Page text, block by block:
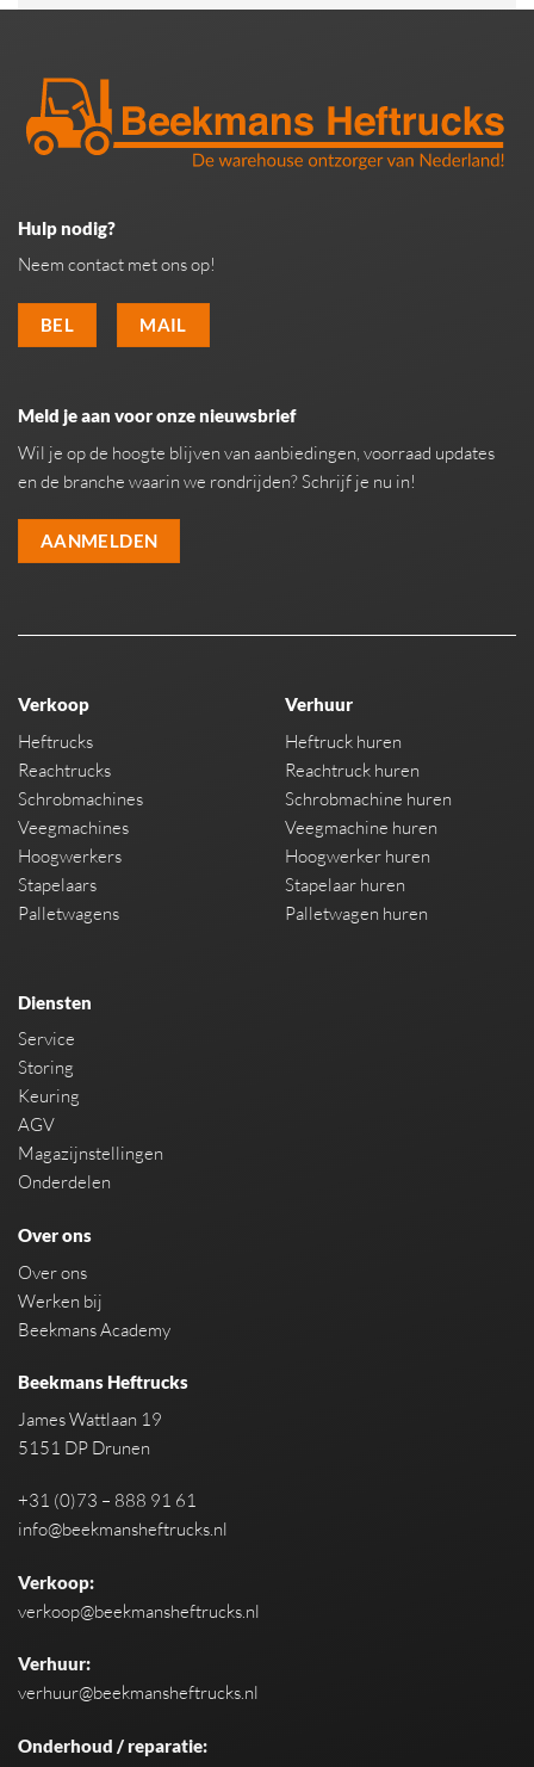
Hulp nodig?
Neem contact met ons op!
BEL MAIL
Meld je aan voor onze nieuwsbrief
Wil je op de hoogte blijven van aanbiedingen, voorraad updates
en de branche waarin we rondrijden? Schrijf je nu in!
AANMELDEN
Verkoop
Heftrucks
Reachtrucks
Schrobmachines
Veegmachines
Hoogwerkers
Stapelaars
Palletwagens
Verhuur
Heftruck huren
Reachtruck huren
Schrobmachine huren
Veegmachine huren
Hoogwerker huren
Stapelaar huren
Palletwagen huren
Diensten
Service
Storing
Keuring
AGV
Magazijnstellingen
Onderdelen
Over ons
Over ons
Werken bij
Beekmans Academy
Beekmans Heftrucks
James Wattlaan 19
5151 DP Drunen
+31 (0)73 – 888 91 61
info@beekmansheftrucks.nl
Verkoop:
verkoop@beekmansheftrucks.nl
Verhuur:
verhuur@beekmansheftrucks.nl
Onderhoud / reparatie: